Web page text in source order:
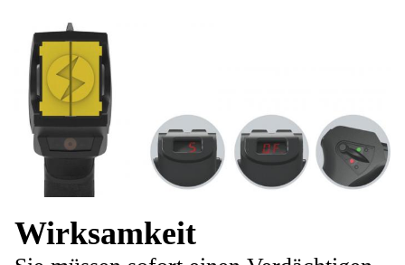
Wirksamkeit